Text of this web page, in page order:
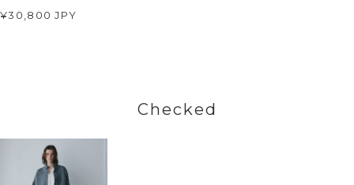
¥30,800 JPY
Checked